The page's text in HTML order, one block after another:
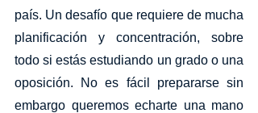
país. Un desafío que requiere de mucha
planificación y concentración, sobre
todo si estás estudiando un grado o una
oposición. No es fácil prepararse sin
embargo queremos echarte una mano